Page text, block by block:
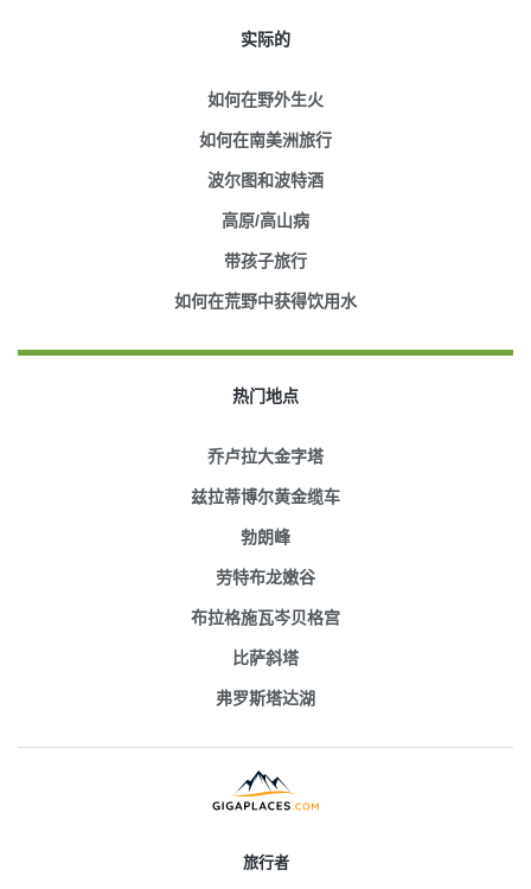
实际的
如何在野外生火
如何在南美洲旅行
波尔图和波特酒
高原/高山病
带孩子旅行
如何在荒野中获得饮用水
热门地点
乔卢拉大金字塔
兹拉蒂博尔黄金缆车
勃朗峰
劳特布龙嫩谷
布拉格施瓦岑贝格宫
比萨斜塔
弗罗斯塔达湖
旅行者